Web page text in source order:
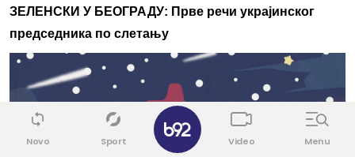
ЗЕЛЕНСКИ У БЕОГРАДУ: Прве речи украјинског
председника по слетању
Novo Sport Video Menu
✕